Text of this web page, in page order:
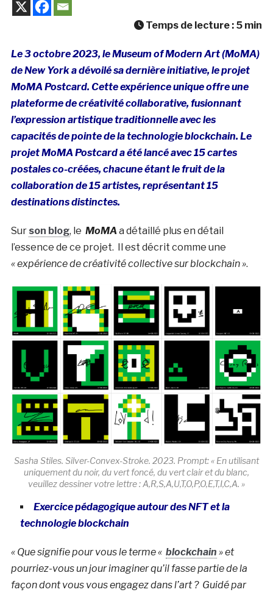
Temps de lecture : 5 min
Le 3 octobre 2023, le Museum of Modern Art (MoMA)
de New York a dévoilé sa dernière initiative, le projet
MoMA Postcard. Cette expérience unique offre une
plateforme de créativité collaborative, fusionnant
l’expression artistique traditionnelle avec les
capacités de pointe de la technologie blockchain. Le
projet MoMA Postcard a été lancé avec 15 cartes
postales co-créées, chacune étant le fruit de la
collaboration de 15 artistes, représentant 15
destinations distinctes.
Sur son blog, le MoMAa détaillé plus en détail
l’essence de ce projet. Il est décrit comme une
« expérience de créativité collective sur blockchain ».
Sasha Stiles. Silver-Convex-Stroke. 2023. Prompt: « En utilisant
uniquement du noir, du vert foncé, du vert clair et du blanc,
veuillez dessiner votre lettre : A,R,S,A,U,T,O,P,O,E,T,I,C,A. »
Exercice pédagogique autour des NFT et la
technologie blockchain
« Que signifie pour vous le terme « blockchain » et
pourriez-vous un jour imaginer qu’il fasse partie de la
façon dont vous vous engagez dans l’art ? Guidé par